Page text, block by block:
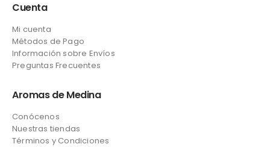
Cuenta
Mi cuenta
Métodos de Pago
Información sobre Envíos
Preguntas Frecuentes
Aromas de Medina
Conócenos
Nuestras tiendas
Términos y Condiciones